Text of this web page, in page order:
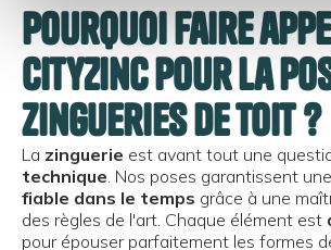
Pourquoi faire
CityZinc pour la
zingueries de toit ?
La zinguerie est avant tout une
technique . Nos poses garantissent une
fiable dans le temps grâce à une
des règles de l'art. Chaque élément est
pour épouser parfaitement les formes